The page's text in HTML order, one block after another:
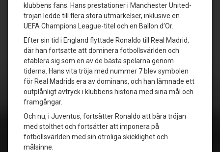
klubbens fans. Hans prestationer i Manchester United-
tröjan ledde till flera stora utmärkelser, inklusive en
UEFA Champions League-titel och en Ballon d’Or.
Efter sin tid i England flyttade Ronaldo till Real Madrid,
där han fortsatte att dominera fotbollsvärlden och
etablera sig som en av de bästa spelarna genom
tiderna. Hans vita tröja med nummer 7 blev symbolen
för Real Madrids era av dominans, och han lämnade ett
outplånligt avtryck i klubbens historia med sina mål och
framgångar.
Och nu, i Juventus, fortsätter Ronaldo att bära tröjan
med stolthet och fortsätter att imponera på
fotbollsvärlden med sin otroliga skicklighet och
målsinne.